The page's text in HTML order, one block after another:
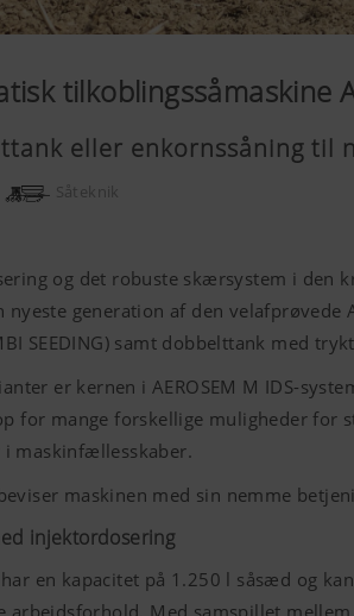
tilkoblingssåmaskine
eller enkornssåning til
Såteknik
og det robuste skærsystem i den
nyeste generation af den velafprøvede
SEEDING) samt dobbelttank med
er kernen i AEROSEM M IDS-
for mange forskellige muligheder
maskinfællesskaber.
maskinen med sin nemme
injektordosering
en kapacitet på 1.250 l såsæd og